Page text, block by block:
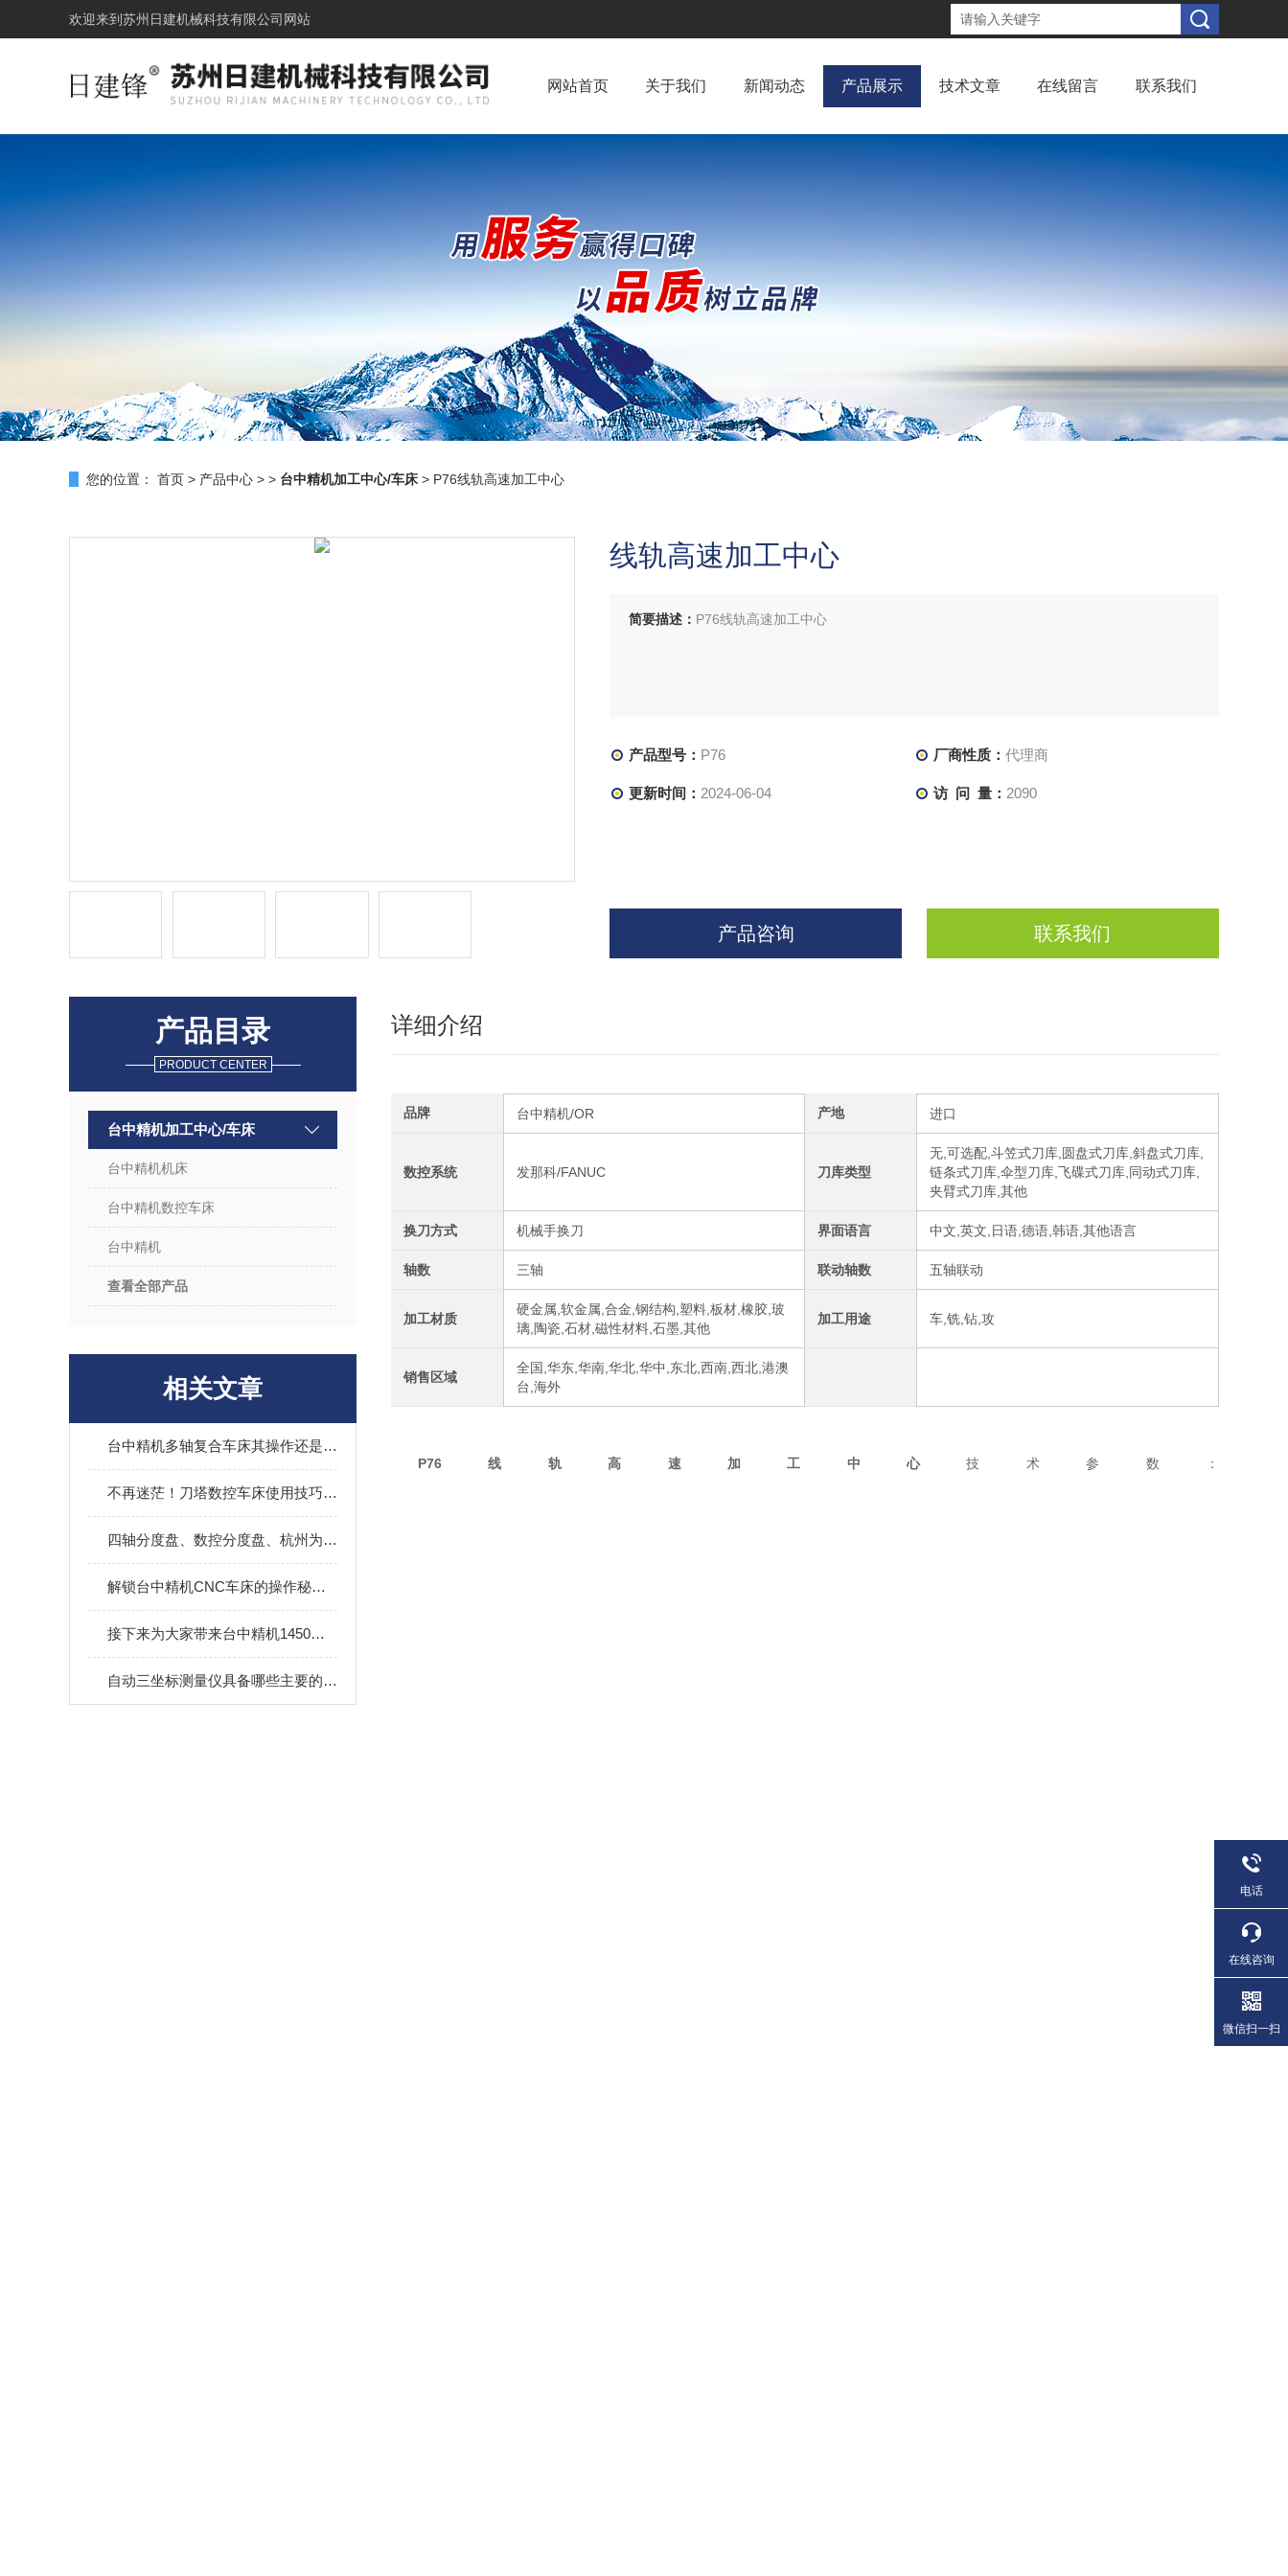
欢迎来到 苏州日建机械科技有限公司网站
网站首页 关于我们 新闻动态 产品展示 技术文章 在线留言 联系我们
您的位置： 首页 > 产品中心 > > 台中精机加工中心/车床 > P76线轨高速加工中心
线轨高速加工中心
简要描述： P76线轨高速加工中心
产品型号： P76 厂商性质： 代理商
更新时间： 2024-06-04 访 问 量： 2090
产品咨询 联系我们
产品目录
PRODUCT CENTER
台中精机加工中心/车床
台中精机机床
台中精机数控车床
台中精机
查看全部产品
相关文章
台中精机多轴复合车床其操作还是有些技巧的
不再迷茫！刀塔数控车床使用技巧大全，让加工变得简单
四轴分度盘、数控分度盘、杭州为公精密机械有限公司
解锁台中精机CNC车床的操作秘籍，让加工变得轻而易举！
接下来为大家带来台中精机1450加工中心的主要功能
自动三坐标测量仪具备哪些主要的特点呢？
详细介绍
品牌 台中精机/OR 产地 进口
数控系统 发那科/FANUC 刀库类型
无,可选配,斗笠式刀库,圆盘式刀库,斜盘式刀库,
链条式刀库,伞型刀库,飞碟式刀库,同动式刀库,
夹臂式刀库,其他
换刀方式 机械手换刀 界面语言 中文,英文,日语,德语,韩语,其他语言
轴数 三轴 联动轴数 五轴联动
加工材质
硬金属,软金属,合金,钢结构,塑料,板材,橡胶,玻
璃,陶瓷,石材,磁性材料,石墨,其他
加工用途 车,铣,钻,攻
销售区域
全国,华东,华南,华北,华中,东北,西南,西北,港澳
台,海外
P76线轨高速加工中心技术参数：
电话
在线咨询
微信扫一扫